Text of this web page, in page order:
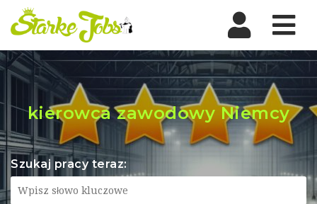
kierowca zawodowy Niemcy
Szukaj pracy teraz: